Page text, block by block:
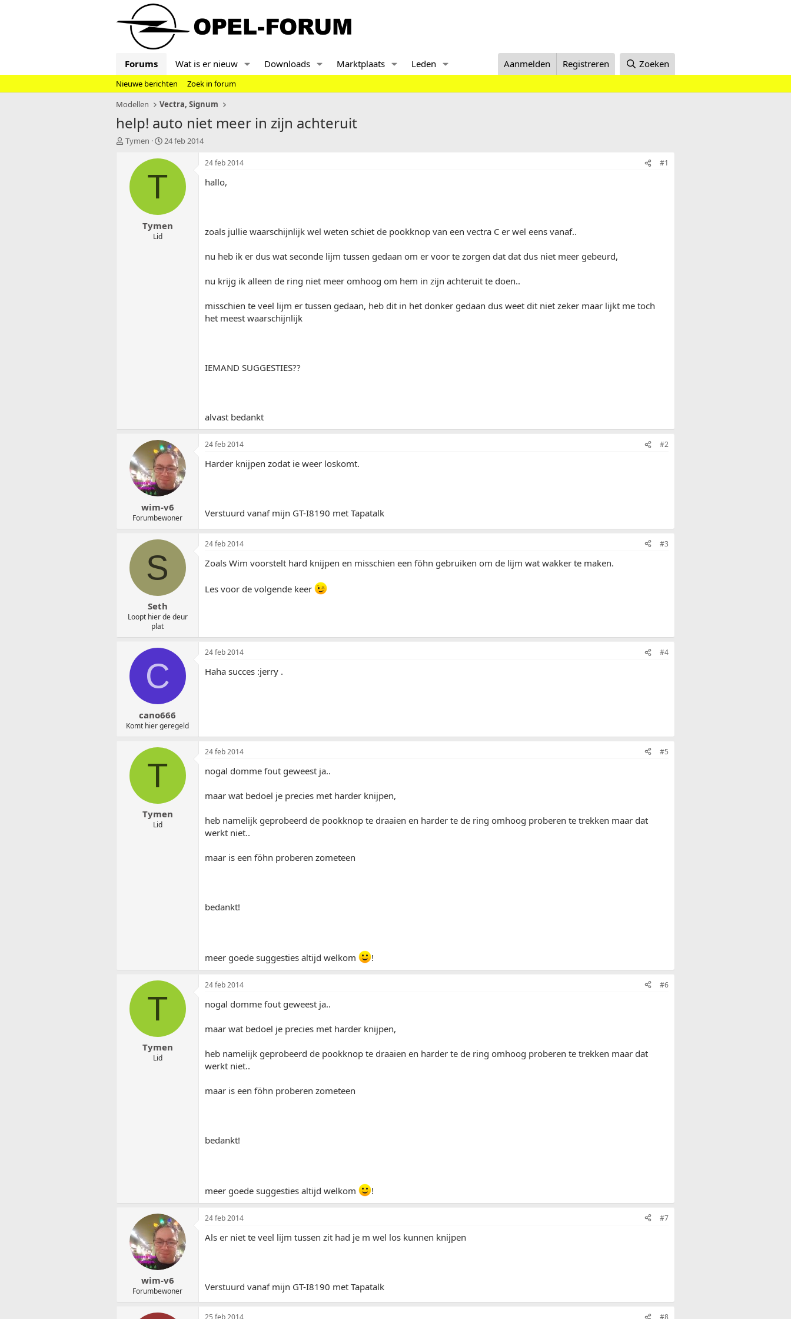
Forums Wat is er nieuw Downloads Marktplaats Leden Aanmelden Registreren Zoeken
Nieuwe berichten
Zoek in forum
Modellen
Vectra, Signum
help! auto niet meer in zijn achteruit
T
Tymen
S
a
t
u
24 feb 2014
T
Tymen
Lid
24 feb 2014 #1
hallo,
zoals jullie waarschijnlijk wel weten schiet de pookknop van een vectra C er wel eens vanaf..
nu heb ik er dus wat seconde lijm tussen gedaan om er voor te zorgen dat dat dus niet meer gebeurd,
nu krijg ik alleen de ring niet meer omhoog om hem in zijn achteruit te doen..
misschien te veel lijm er tussen gedaan, heb dit in het donker gedaan dus weet dit niet zeker maar lijkt me toch
het meest waarschijnlijk
IEMAND SUGGESTIES??
alvast bedankt
wim-v6
Forumbewoner
24 feb 2014 #2
Harder knijpen zodat ie weer loskomt.
Verstuurd vanaf mijn GT-I8190 met Tapatalk
S
Seth
Loopt hier de deur
plat
24 feb 2014 #3
Zoals Wim voorstelt hard knijpen en misschien een föhn gebruiken om de lijm wat wakker te maken.
Les voor de volgende keer
C
cano666
Komt hier geregeld
24 feb 2014 #4
Haha succes :jerry .
T
Tymen
Lid
24 feb 2014 #5
nogal domme fout geweest ja..
maar wat bedoel je precies met harder knijpen,
heb namelijk geprobeerd de pookknop te draaien en harder te de ring omhoog proberen te trekken maar dat
werkt niet..
maar is een föhn proberen zometeen
bedankt!
meer goede suggesties altijd welkom !
T
Tymen
Lid
24 feb 2014 #6
nogal domme fout geweest ja..
maar wat bedoel je precies met harder knijpen,
heb namelijk geprobeerd de pookknop te draaien en harder te de ring omhoog proberen te trekken maar dat
werkt niet..
maar is een föhn proberen zometeen
bedankt!
meer goede suggesties altijd welkom !
wim-v6
Forumbewoner
24 feb 2014 #7
Als er niet te veel lijm tussen zit had je m wel los kunnen knijpen
Verstuurd vanaf mijn GT-I8190 met Tapatalk